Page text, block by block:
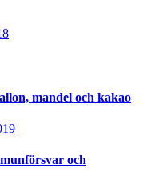
mandel och kakao
och